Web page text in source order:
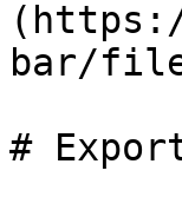
bar/
#